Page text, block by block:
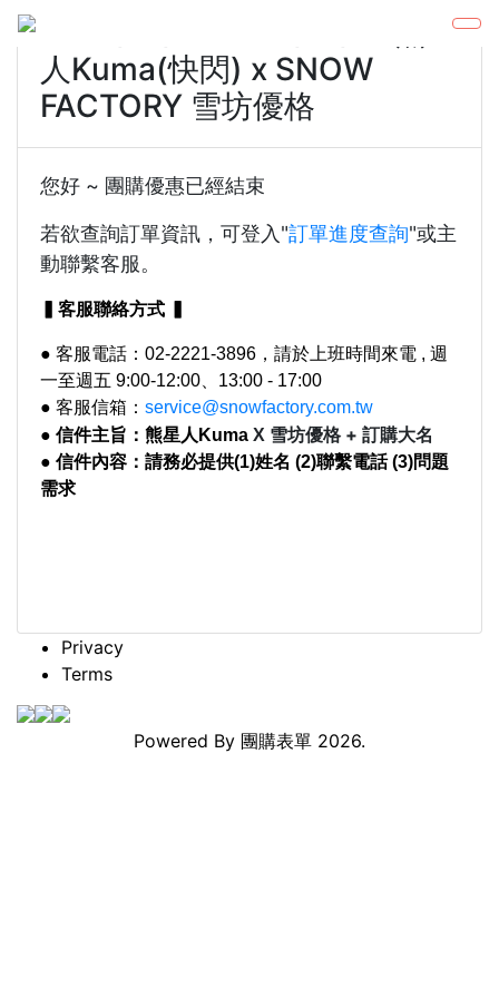
2024/10/11-2024/10/13 熊星
人Kuma(快閃) x SNOW
FACTORY 雪坊優格
您好 ~ 團購優惠已經結束
若欲查詢訂單資訊，可登入"訂單進度查詢"或主
動聯繫客服。
▍客服聯絡方式 ▍
● 客服電話：02-2221-3896，請於上班時間來電 , 週
一至週五 9:00-12:00、13:00 - 17:00
● 客服信箱： service@snowfactory.com.tw
● 信件主旨：熊星人Kuma X 雪坊優格 + 訂購大名
● 信件內容：請務必提供(1)姓名 (2)聯繫電話 (3)問題
需求
Privacy
Terms
Powered By 團購表單 2026.